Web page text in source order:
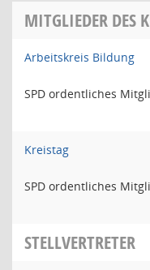
MITGLIEDER DES
Arbeitskreis Bildung
SPD ordentliches
Kreistag
SPD ordentliches
STELLVERTRETER